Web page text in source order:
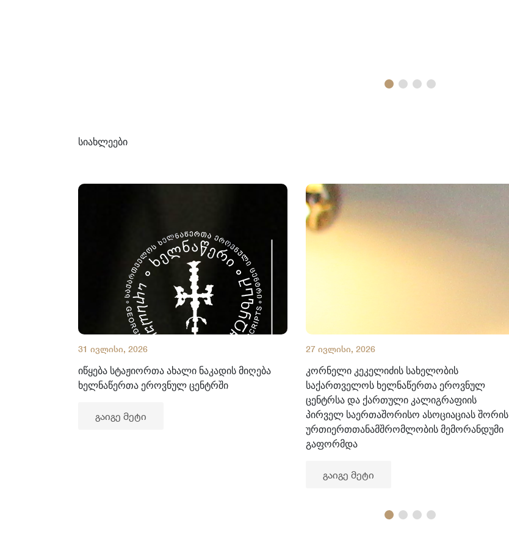
სიახლეები
31 ივლისი, 2026
იწყება სტაჟიორთა ახალი ნაკადის მიღება
ხელნაწერთა ეროვნულ ცენტრში
გაიგე მეტი
27 ივლისი, 2026
კორნელი კეკელიძის სახელობის
საქართველოს ხელნაწერთა ეროვნულ
ცენტრსა და ქართული კალიგრაფიის
პირველ საერთაშორისო ასოციაციას შორის
ურთიერთთანამშრომლობის მემორანდუმი
გაფორმდა
გაიგე მეტი